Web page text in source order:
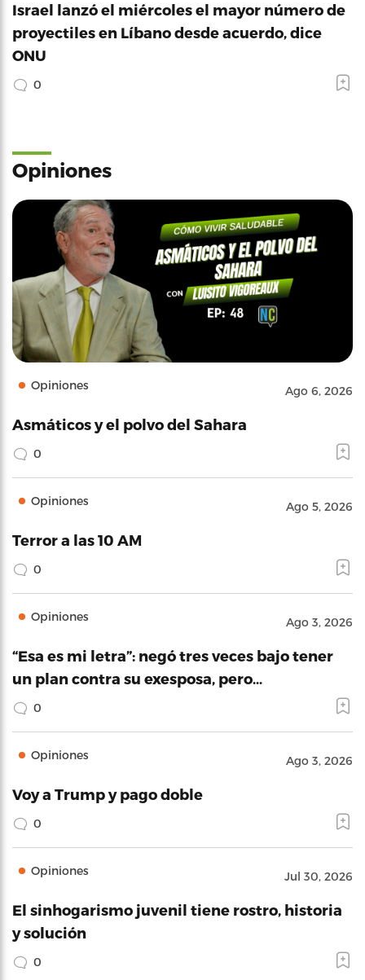
Israel lanzó el miércoles el mayor número de
proyectiles en Líbano desde acuerdo, dice
ONU
0
Opiniones
Opiniones Ago 6, 2026
Asmáticos y el polvo del Sahara
0
Opiniones Ago 5, 2026
Terror a las 10 AM
0
Opiniones Ago 3, 2026
“Esa es mi letra”: negó tres veces bajo tener
un plan contra su exesposa, pero…
0
Opiniones Ago 3, 2026
Voy a Trump y pago doble
0
Opiniones Jul 30, 2026
El sinhogarismo juvenil tiene rostro, historia
y solución
0